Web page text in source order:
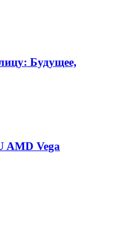
Будущее,
AMD Vega